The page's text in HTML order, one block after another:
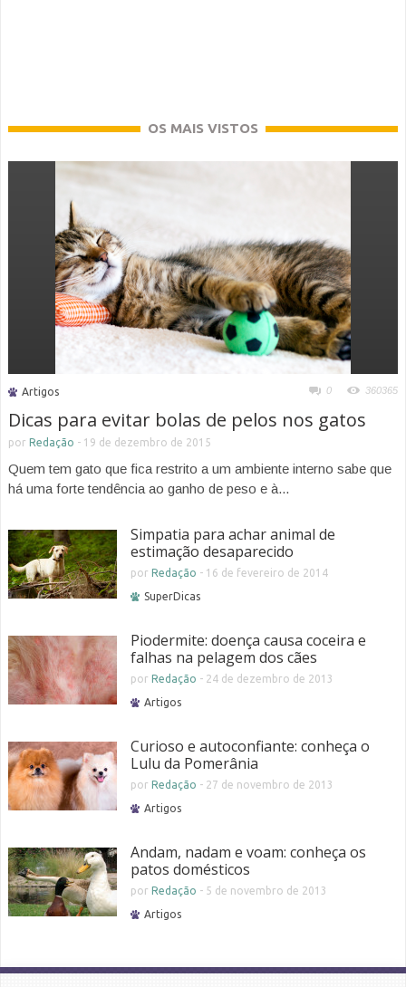
OS MAIS VISTOS
Artigos 0 360365
Dicas para evitar bolas de pelos nos gatos
por Redação - 19 de dezembro de 2015
Quem tem gato que fica restrito a um ambiente interno sabe que
há uma forte tendência ao ganho de peso e à...
Simpatia para achar animal de
estimação desaparecido
por Redação - 16 de fevereiro de 2014
SuperDicas
Piodermite: doença causa coceira e
falhas na pelagem dos cães
por Redação - 24 de dezembro de 2013
Artigos
Curioso e autoconfiante: conheça o
Lulu da Pomerânia
por Redação - 27 de novembro de 2013
Artigos
Andam, nadam e voam: conheça os
patos domésticos
por Redação - 5 de novembro de 2013
Artigos